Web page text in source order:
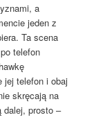
a
jeden z
Ta scena
telefon
jej telefon i obaj
skręcają na
dalej, prosto –